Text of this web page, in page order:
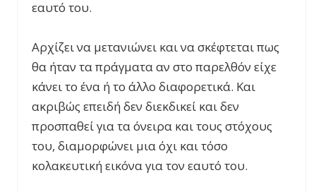
εαυτό του.
Αρχίζει να μετανιώνει και να σκέφτεται πως
θα ήταν τα πράγματα αν στο παρελθόν είχε
κάνει το ένα ή το άλλο διαφορετικά. Και
ακριβώς επειδή δεν διεκδικεί και δεν
προσπαθεί για τα όνειρα και τους στόχους
του, διαμορφώνει μια όχι και τόσο
κολακευτική εικόνα για τον εαυτό του.